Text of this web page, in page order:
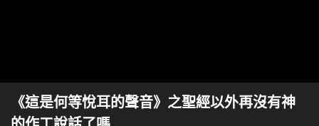
《這是何等悅耳的聲音》之聖經以外再沒有神